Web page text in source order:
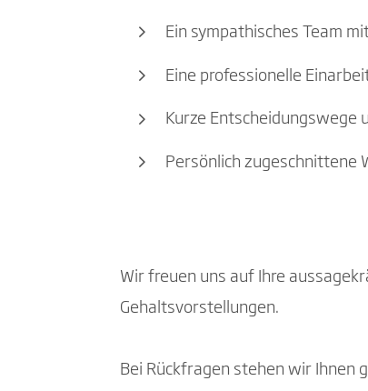
Ein sympathisches Team
Eine professionelle
Kurze Entscheidungswege
Persönlich zugeschnittene
Wir freuen uns auf Ihre
Gehaltsvorstellungen.
Bei Rückfragen stehen wir Ihnen